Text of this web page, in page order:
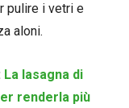
pulire i vetri e
aloni.
La lasagna di
renderla più